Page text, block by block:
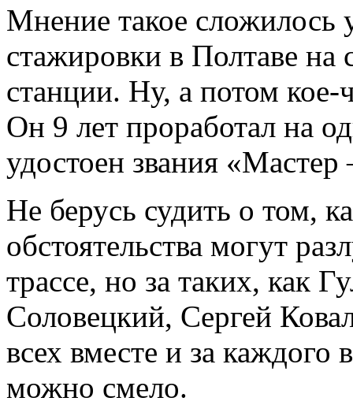
Мнение такое сложилось
стажировки в Полтаве на
станции. Ну, а потом кое-
Он 9 лет проработал на
удостоен звания «Мастер
Не берусь судить о том,
обстоятельства могут
трассе, но за таких, как
Соловецкий, Сергей
всех вместе и за каждого
можно смело.